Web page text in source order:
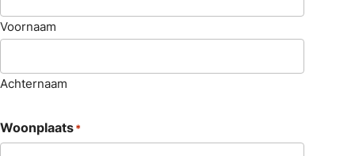
Voornaam
Achternaam
Woonplaats*